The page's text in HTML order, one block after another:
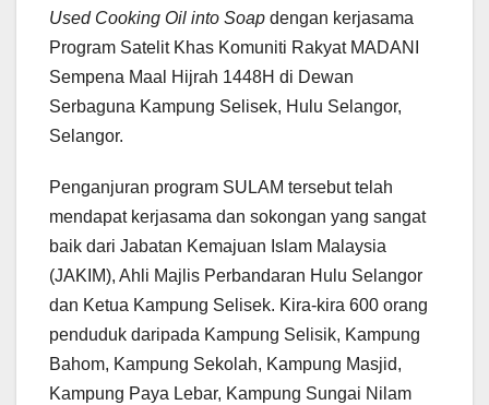
Used Cooking Oil into Soap dengan kerjasama
Program Satelit Khas Komuniti Rakyat MADANI
Sempena Maal Hijrah 1448H di Dewan
Serbaguna Kampung Selisek, Hulu Selangor,
Selangor.
Penganjuran program SULAM tersebut telah
mendapat kerjasama dan sokongan yang sangat
baik dari Jabatan Kemajuan Islam Malaysia
(JAKIM), Ahli Majlis Perbandaran Hulu Selangor
dan Ketua Kampung Selisek. Kira-kira 600 orang
penduduk daripada Kampung Selisik, Kampung
Bahom, Kampung Sekolah, Kampung Masjid,
Kampung Paya Lebar, Kampung Sungai Nilam